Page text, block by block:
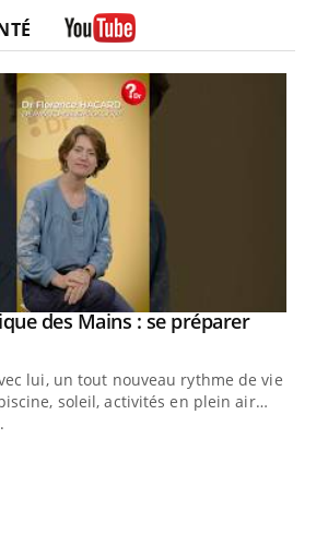
des Mains : se préparer
lui, un tout nouveau rythme de vie !
soleil, activités en plein air…